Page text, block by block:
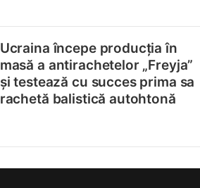
Ucraina începe producția în
masă a antirachetelor „Freyja”
și testează cu succes prima sa
rachetă balistică autohtonă